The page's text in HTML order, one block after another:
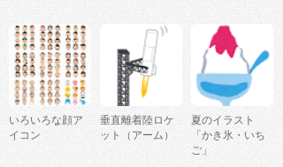
いろいろな顔ア
イコン
垂直離着陸ロケ
ット（アーム）
夏のイラスト
「かき氷・いち
ご」